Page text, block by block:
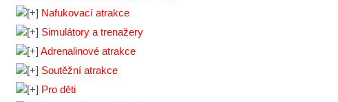
Nafukovací atrakce
Simulátory a trenažery
Adrenalinové atrakce
Soutěžní atrakce
Pro děti